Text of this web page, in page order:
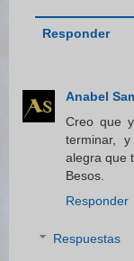
Responder
Anabel
Creo que
terminar,
alegra que
Besos.
Responder
Respuestas